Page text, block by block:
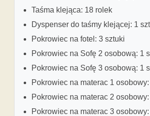
Taśma klejąca: 18 rolek
Dyspenser do taśmy klejącej: 1
Pokrowiec na fotel: 3 sztuki
Pokrowiec na Sofę 2 osobową: 1
Pokrowiec na Sofę 3 osobową: 1
Pokrowiec na materac 1
Pokrowiec na materac 2
Pokrowiec na materac 3